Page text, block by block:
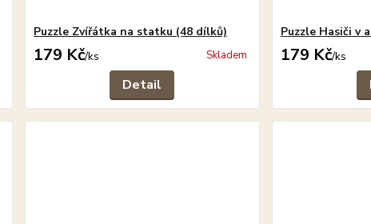
Puzzle Zvířátka na statku (48 dílků)
179 Kč/ks Skladem
Detail
Puzzle Hasiči v
179 Kč/ks